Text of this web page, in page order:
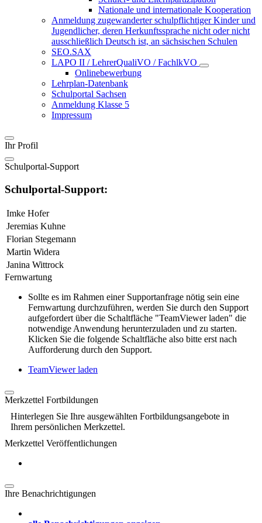
Nationale und internationale Kooperation
Anmeldung zugewanderter schulpflichtiger Kinder und
Jugendlicher, deren Herkunftssprache nicht oder nicht
ausschließlich Deutsch ist, an sächsischen Schulen
SEO.SAX
LAPO II / LehrerQualiVO / FachlkVO
Onlinebewerbung
Lehrplan-Datenbank
Schulportal Sachsen
Anmeldung Klasse 5
Impressum
Ihr Profil
Schulportal-Support
Schulportal-Support:
Imke Hofer
Jeremias Kuhne
Florian Stegemann
Martin Widera
Janina Wittrock
Fernwartung
Sollte es im Rahmen einer Supportanfrage nötig sein eine
Fernwartung durchzuführen, werden Sie durch den Support
aufgefordert über die Schaltfläche "TeamViewer laden" die
notwendige Anwendung herunterzuladen und zu starten.
Klicken Sie die folgende Schaltfläche also bitte erst nach
Aufforderung durch den Support.
TeamViewer laden
Merkzettel Fortbildungen
Hinterlegen Sie Ihre ausgewählten Fortbildungsangebote in
Ihrem persönlichen Merkzettel.
Merkzettel Veröffentlichungen
Ihre Benachrichtigungen